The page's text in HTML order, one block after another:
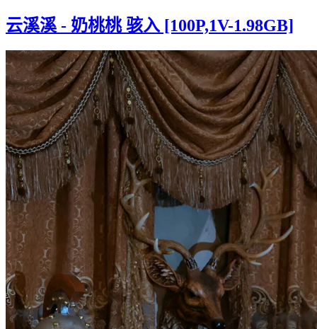
云溪溪 - 奶桃桃 骇入 [100P,1V-1.98GB]